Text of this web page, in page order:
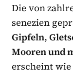
Die von
senezien
Gipfeln,
Mooren und
erscheint